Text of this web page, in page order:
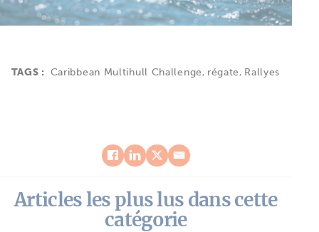
TAGS : Caribbean Multihull Challenge , régate , Rallyes
Articles les plus lus dans cette
catégorie